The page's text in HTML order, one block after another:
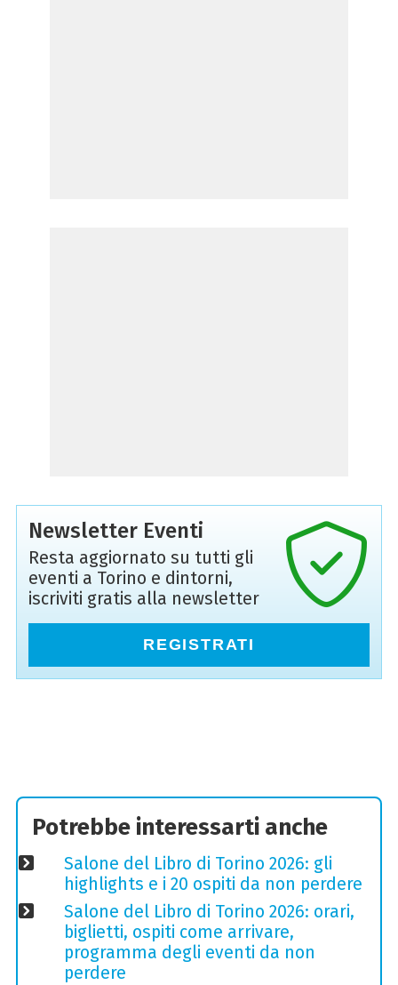
Newsletter Eventi
Resta aggiornato su tutti gli
eventi a Torino e dintorni,
iscriviti gratis alla newsletter
REGISTRATI
Potrebbe interessarti anche
Salone del Libro di Torino 2026: gli
highlights e i 20 ospiti da non perdere
Salone del Libro di Torino 2026: orari,
biglietti, ospiti come arrivare,
programma degli eventi da non
perdere